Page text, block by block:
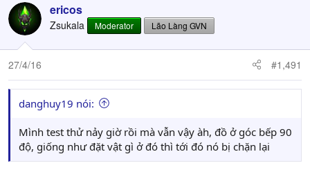
ericos
Zsukala Moderator Lão Làng GVN
27/4/16 #1,491
danghuy19 nói:
Mình test thử nảy giờ rồi mà vẫn vậy àh, đồ ở góc bếp 90
độ, giống như đặt vật gì ở đó thì tới đó nó bị chặn lại